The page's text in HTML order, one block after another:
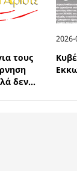
τους
δεν...